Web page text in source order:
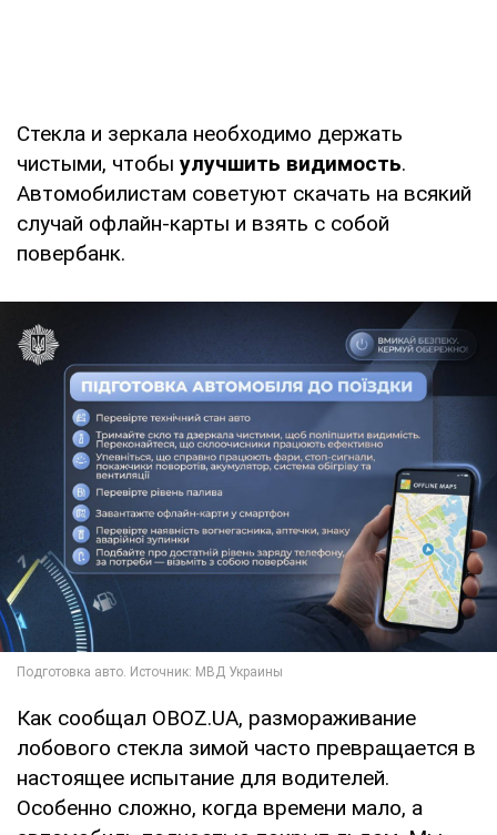
Стекла и зеркала необходимо держать
чистыми, чтобы улучшить видимость.
Автомобилистам советуют скачать на всякий
случай офлайн-карты и взять с собой
повербанк.
Как сообщал OBOZ.UA, размораживание
лобового стекла зимой часто превращается в
настоящее испытание для водителей.
Особенно сложно, когда времени мало, а